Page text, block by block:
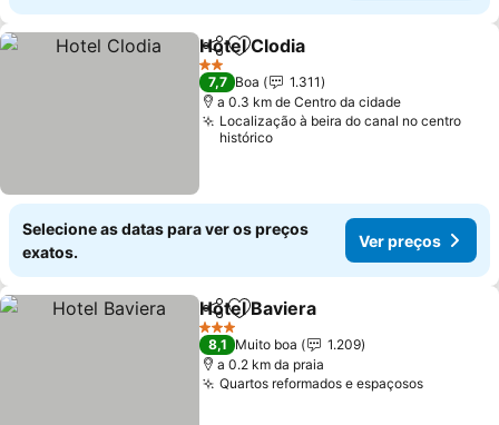
PartilharAdicionar aos favoritos
Hotel Clodia
2 Estrelas
7,7 Boa
1.311
a 0.3 km de Centro da cidade
Localização à beira do canal no centro
histórico
Selecione as datas para ver os preços
exatos.
Ver preços
PartilharAdicionar aos favoritos
Hotel Baviera
3 Estrelas
8,1 Muito boa
1.209
a 0.2 km da praia
Quartos reformados e espaçosos